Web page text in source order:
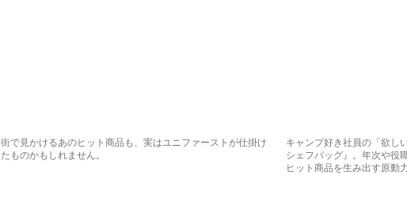
街で見かけるあのヒット商品も、実はユニファーストが仕掛け
たものかもしれません。
キャンプ好き社員の「欲し
シェフバッグ』。年次や役
ヒット商品を生み出す原動